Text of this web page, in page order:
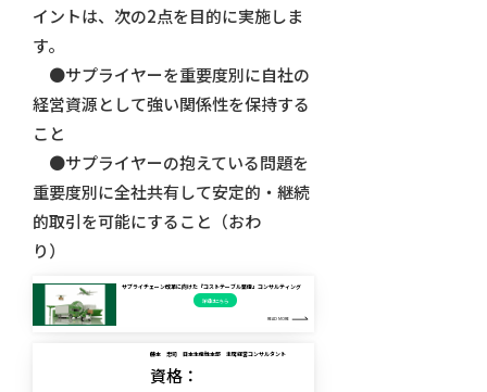
イントは、次の2点を目的に実施しま
す。
●サプライヤーを重要度別に自社の
経営資源として強い関係性を保持する
こと
●サプライヤーの抱えている問題を
重要度別に全社共有して安定的・継続
的取引を可能にすること（おわ
り）
サプライチェーン改革に向けた『コストテーブル整備』コンサルティング
詳細はこちら
READ MORE
藤本 忠司 日本生産性本部 主席経営コンサルタント
資格：